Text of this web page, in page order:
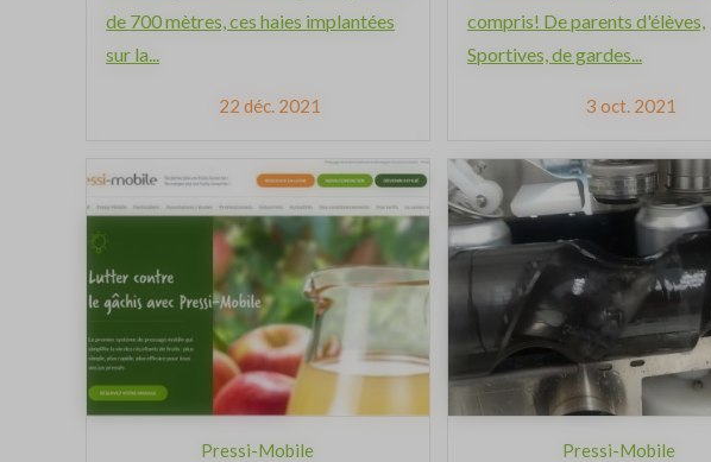
de 700 mètres, ces haies implantées
sur la...
22 déc. 2021
compris! De parents d'élèves,
Sportives, de gardes...
3 oct. 2021
Pressi-Mobile Pressi-Mobile